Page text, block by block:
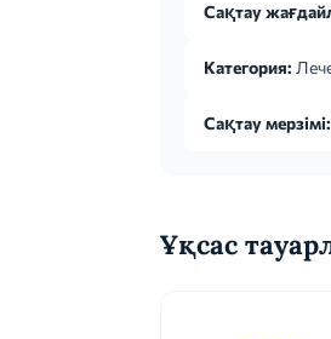
Сақтау
Категория:
Сақтау мерзімі:
Ұқсас